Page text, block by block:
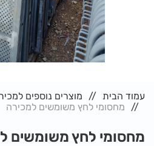
עמוד הבית מוצרים נוספים
מחסומי לחץ משומשים למכירה
מחסומי לחץ משומשים